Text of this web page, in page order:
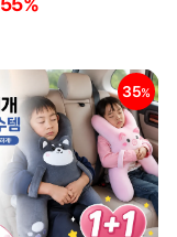
35%